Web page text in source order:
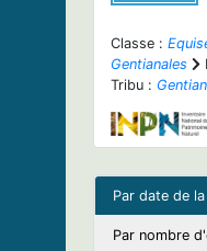
Classe :
Gentianales
Tribu :
Par date de
Par nombre